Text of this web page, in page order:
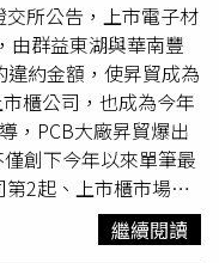
所公告，上市電子材
由群益東湖與華南豐
約金額，使昇貿成為
櫃公司，也成為今年
，PCB大廠昇貿爆出
創下今年以來單筆最
2起、上市櫃市場第9
事件發生前一路狂
，市場普遍視為利多，
繼續閱讀